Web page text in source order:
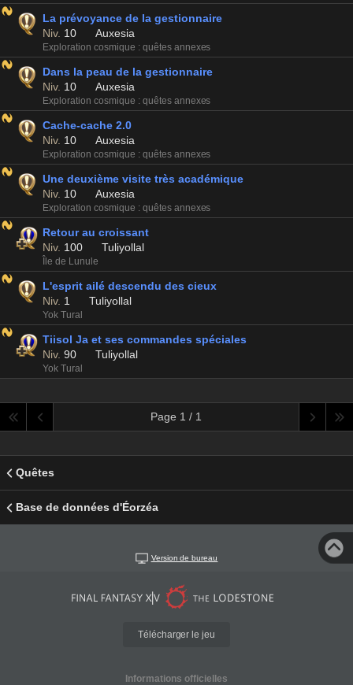
La prévoyance de la gestionnaire
Niv. 10 Auxesia
Exploration cosmique : quêtes annexes
Dans la peau de la gestionnaire
Niv. 10 Auxesia
Exploration cosmique : quêtes annexes
Cache-cache 2.0
Niv. 10 Auxesia
Exploration cosmique : quêtes annexes
Une deuxième visite très académique
Niv. 10 Auxesia
Exploration cosmique : quêtes annexes
Retour au croissant
Niv. 100 Tuliyollal
Île de Lunule
L'esprit ailé descendu des cieux
Niv. 1 Tuliyollal
Yok Tural
Tiisol Ja et ses commandes spéciales
Niv. 90 Tuliyollal
Yok Tural
Page 1 / 1
Quêtes
Base de données d'Éorzéa
Version de bureau
Télécharger le jeu
Informations officielles